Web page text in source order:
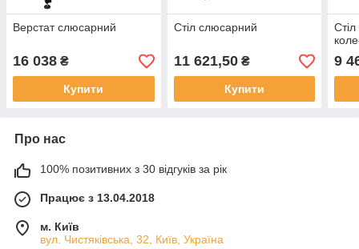
Верстат слюсарний
16 038 ₴
Купити
Стіл слюсарний
11 621,50₴
Купити
9
Про нас
100% позитивних з 30 відгуків за рік
Працює з 13.04.2018
м. Київ
вул. Чистяківська, 32, Київ, Україна